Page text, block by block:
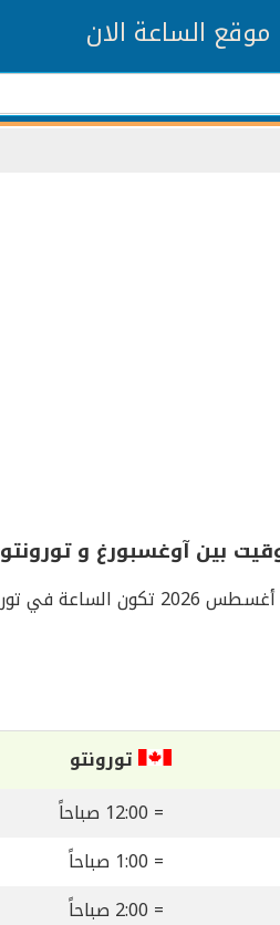
موقع الساعة الان
بين آوغسبورغ و تورونتو
تورونتو
= 12:00 صباحاً
= 1:00 صباحاً
= 2:00 صباحاً